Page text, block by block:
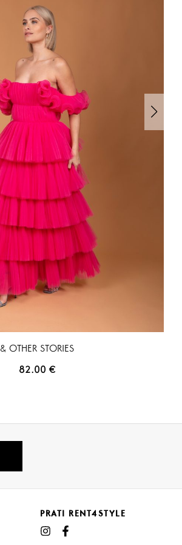
& OTHER STORIES
82.00 €
PRATI RENT4STYLE